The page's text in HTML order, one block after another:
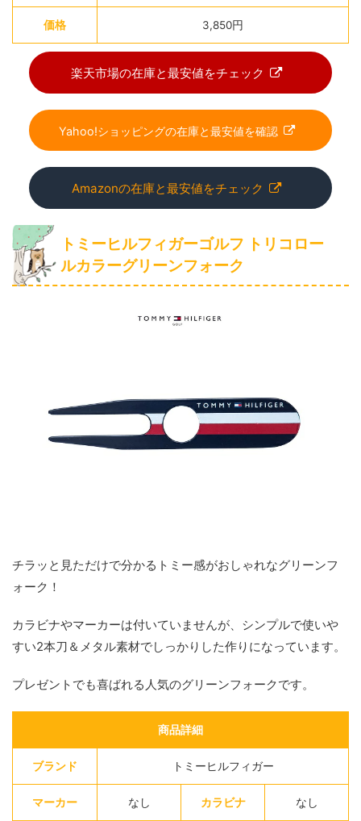
価格 3,850円
楽天市場の在庫と最安値をチェック
Yahoo!ショッピングの在庫と最安値を確認
Amazonの在庫と最安値をチェック
トミーヒルフィガーゴルフ トリコロー
ルカラーグリーンフォーク
チラッと見ただけで分かるトミー感がおしゃれなグリーンフ
ォーク！
カラビナやマーカーは付いていませんが、シンプルで使いや
すい2本刀＆メタル素材でしっかりした作りになっています。
プレゼントでも喜ばれる人気のグリーンフォークです。
商品詳細
ブランド トミーヒルフィガー
マーカー なし カラビナ なし